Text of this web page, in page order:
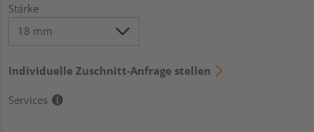
Stärke
Individuelle Zuschnitt-Anfrage stellen
Services